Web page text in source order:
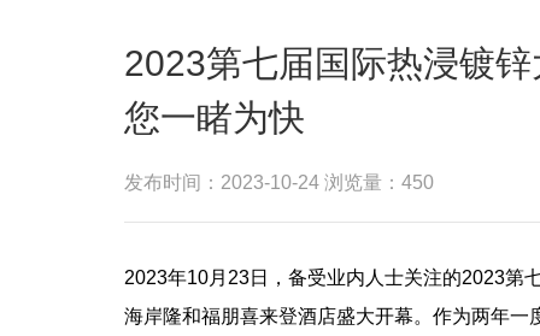
2023第七届国际热浸镀
您一睹为快
发布时间：2023-10-24 浏览量：450
2023年10月23日，备受业内人士关注的2023第
海岸隆和福朋喜来登酒店盛大开幕。作为两年